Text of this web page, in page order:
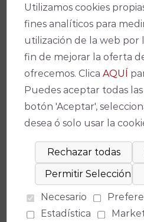
Facebook
X
Espectáculos
NO HAY EVENTOS
Utilizamos cookies
fines analíticos para
utilización de la web por
fin de mejorar la oferta
ofrecemos. ClicaAQUÍ
Puedes aceptar todas
botón 'Aceptar',
desea ó solo usar la
Necesario
Estadística